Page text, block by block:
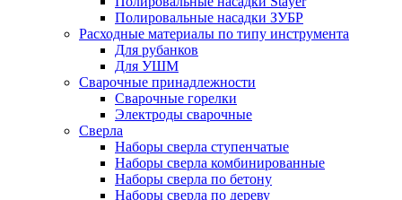
Полировальные насадки ЗУБР
Расходные материалы по типу инструмента
Для рубанков
Для УШМ
Сварочные принадлежности
Сварочные горелки
Электроды сварочные
Сверла
Наборы cверла ступенчатые
Наборы сверла комбинированные
Наборы сверла по бетону
Наборы сверла по дереву